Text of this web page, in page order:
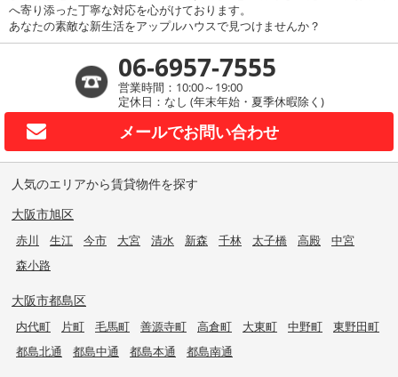
へ寄り添った丁寧な対応を心がけております。
あなたの素敵な新生活をアップルハウスで見つけませんか？
06-6957-7555
営業時間：10:00～19:00
定休日：なし (年末年始・夏季休暇除く)
メールでお問い合わせ
人気のエリアから賃貸物件を探す
大阪市旭区
赤川 生江 今市 大宮 清水 新森 千林 太子橋 高殿
中宮
森小路
大阪市都島区
内代町 片町 毛馬町 善源寺町 高倉町 大東町 中野町
東野田町
都島北通
都島中通 都島本通 都島南通